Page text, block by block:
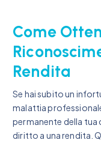
Come
Rendita
Se hai subito un
malattia
permanente della
diritto a una rendita.